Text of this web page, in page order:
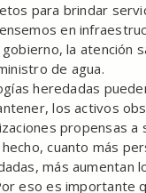
para brindar
en
la atención
de agua.
heredadas
los activos
propensas a
cuanto más
más aumentan
eso es importante